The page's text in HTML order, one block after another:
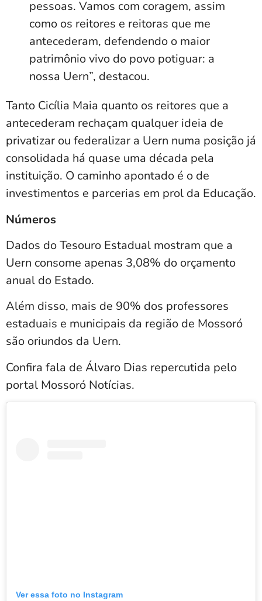
pessoas. Vamos com coragem, assim
como os reitores e reitoras que me
antecederam, defendendo o maior
patrimônio vivo do povo potiguar: a
nossa Uern”, destacou.
Tanto Cicília Maia quanto os reitores que a
antecederam rechaçam qualquer ideia de
privatizar ou federalizar a Uern numa posição já
consolidada há quase uma década pela
instituição. O caminho apontado é o de
investimentos e parcerias em prol da Educação.
Números
Dados do Tesouro Estadual mostram que a
Uern consome apenas 3,08% do orçamento
anual do Estado.
Além disso, mais de 90% dos professores
estaduais e municipais da região de Mossoró
são oriundos da Uern.
Confira fala de Álvaro Dias repercutida pelo
portal Mossoró Notícias.
Ver essa foto no Instagram